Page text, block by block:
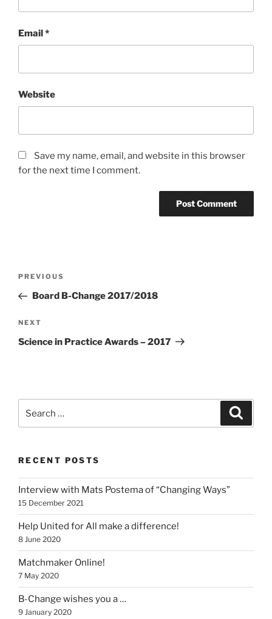
Email*
Website
Save my name, email, and website in this browser
for the next time I comment.
Previous
Post
PREVIOUS
Board B-Change 2017/2018
Next
Post
NEXT
Science in Practice Awards – 2017
for:
RECENT POSTS
Interview with Mats Postema of “Changing Ways”
15 December 2021
Help United for All make a difference!
8 June 2020
Matchmaker Online!
7 May 2020
B-Change wishes you a …
9 January 2020